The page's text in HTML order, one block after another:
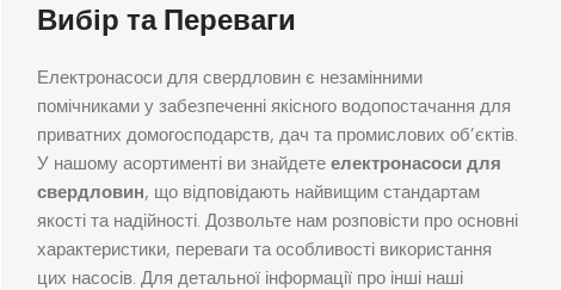
Вибір та Переваги
Електронасоси для свердловин є незамінними
помічниками у забезпеченні якісного водопостачання для
приватних домогосподарств, дач та промислових об’єктів.
У нашому асортименті ви знайдетеелектронасоси для
свердловин, що відповідають найвищим стандартам
якості та надійності. Дозвольте нам розповісти про основні
характеристики, переваги та особливості використання
цих насосів. Для детальної інформації про інші наші